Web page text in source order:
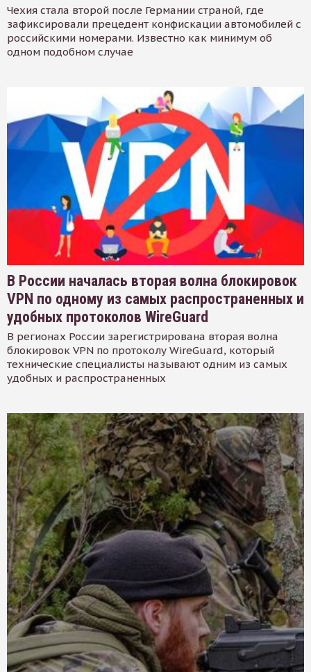
Чехия стала второй после Германии страной, где
зафиксировали прецедент конфискации автомобилей с
российскими номерами. Известно как минимум об
одном подобном случае
В России началась вторая волна блокировок
VPN по одному из самых распространенных и
удобных протоколов WireGuard
В регионах России зарегистрирована вторая волна
блокировок VPN по протоколу WireGuard, который
технические специалисты называют одним из самых
удобных и распространенных